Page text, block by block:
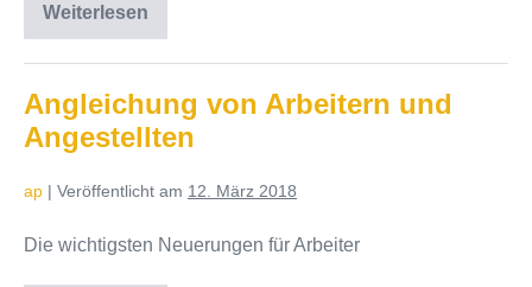
WeiterlesenDatenschutzgrundverordnung
(DSGVO)
Angleichung von Arbeitern und
Angestellten
ap | Veröffentlicht am 12. März 2018
Die wichtigsten Neuerungen für Arbeiter